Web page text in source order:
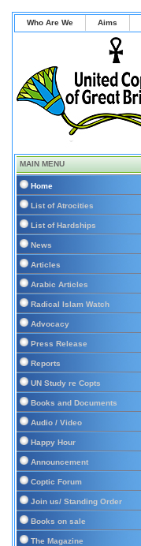
Who Are We Aims
MAIN MENU
Home
List of Atrocities
List of Hardships
News
Articles
Arabic Articles
Radical Islam Watch
Advocacy
Press Release
Reports
UN Study re Copts
Books and Documents
Audio / Video
Happy Hour
Announcement
Coptic Forum
Join us/ Standing Order
Books on sale
The Magazine